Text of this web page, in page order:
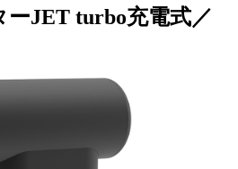
ーJET turbo充電式／